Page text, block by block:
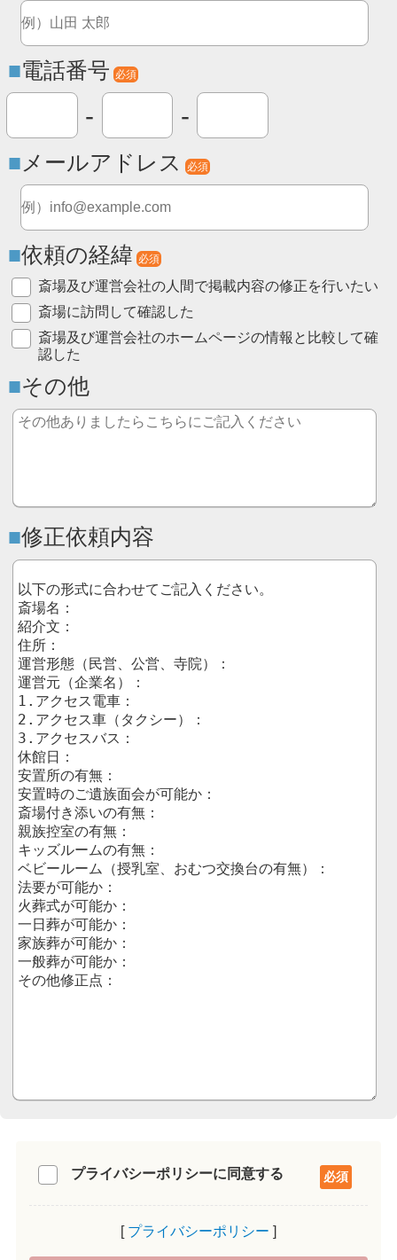
電話番号 必須
- -
メールアドレス 必須
依頼の経緯 必須
斎場及び運営会社の人間で掲載内容の修正を行いたい
斎場に訪問して確認した
斎場及び運営会社のホームページの情報と比較して確
認した
その他
修正依頼内容
プライバシーポリシーに同意する
プライバシーポリシー